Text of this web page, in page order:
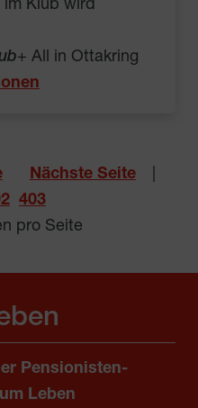
im Klub wird
+ All in Ottakring
Nächste Seite
403
pro Seite
Pensionisten-
Leben